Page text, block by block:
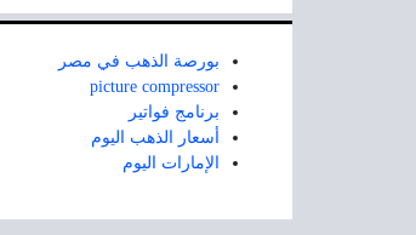
بورصة الذهب في مصر
picture compressor
برنامج فواتير
أسعار الذهب اليوم
الإمارات اليوم